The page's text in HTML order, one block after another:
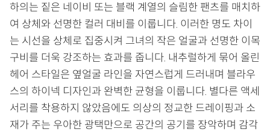
하의는 짙은 네이비 또는 블랙 계열의 슬림한 팬츠를 매치하
여 상체와 선명한 컬러 대비를 이룹니다. 이러한 명도 차이
는 시선을 상체로 집중시켜 그녀의 작은 얼굴과 선명한 이목
구비를 더욱 강조하는 효과를 줍니다. 내추럴하게 묶어 올린
헤어 스타일은 옆얼굴 라인을 자연스럽게 드러내며 블라우
스의 하이넥 디자인과 완벽한 균형을 이룹니다. 별다른 액세
서리를 착용하지 않았음에도 의상의 정교한 드레이핑과 소
재가 주는 우아한 광택만으로 공간의 공기를 장악하며 감각